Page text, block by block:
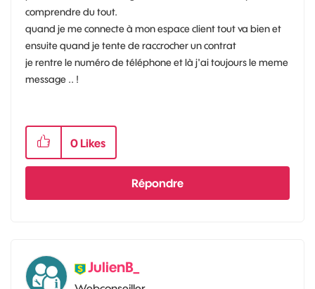
comprendre du tout.
quand je me connecte à mon espace client tout va bien et
ensuite quand je tente de raccrocher un contrat
je rentre le numéro de téléphone et là j'ai toujours le meme
message .. !
0 Likes
Répondre
JulienB_